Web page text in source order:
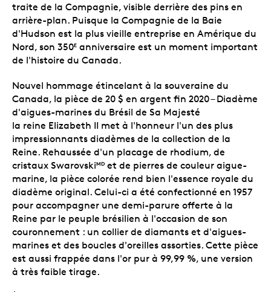
traite de la Compagnie, visible derrière des pins en
arrière-plan. Puisque la Compagnie de la Baie
d'Hudson est la plus vieille entreprise en Amérique du
Nord, son 350E anniversaire est un moment important
de l'histoire du Canada.
Nouvel hommage étincelant à la souveraine du
Canada, la pièce de 20 $ en argent fin 2020 – Diadème
d'aigues-marines du Brésil de Sa Majesté
la reine Elizabeth II met à l'honneur l'un des plus
impressionnants diadèmes de la collection de la
Reine. Rehaussée d'un placage de rhodium, de
cristaux SwarovskiMD et de pierres de couleur aigue-
marine, la pièce colorée rend bien l'essence royale du
diadème original. Celui-ci a été confectionné en 1957
pour accompagner une demi-parure offerte à la
Reine par le peuple brésilien à l'occasion de son
couronnement : un collier de diamants et d'aigues-
marines et des boucles d'oreilles assorties. Cette pièce
est aussi frappée dans l'or pur à 99,99 %, une version
à très faible tirage.